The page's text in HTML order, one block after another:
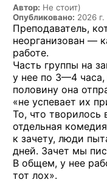
Автор: Не стоит)
Опубликовано: 2026 г.
Преподаватель,
неорганизован —
работе.
Часть группы на
у нее по 3—4 часа,
половину она
«не успевает их
То, что
отдельная
к зачету, люди
дней. Зачет мы
В общем, у нее
тот лох».